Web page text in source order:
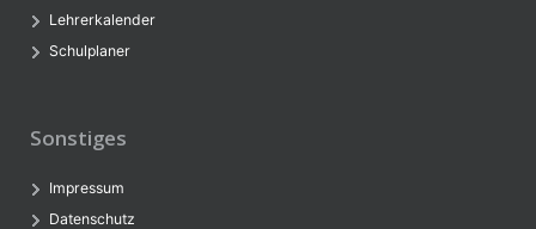
Lehrerkalender
Schulplaner
Sonstiges
Impressum
Datenschutz